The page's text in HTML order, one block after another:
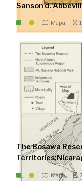
Sanson
Mapa
The Bosawa
Mapa